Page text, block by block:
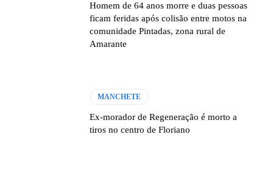
Homem de 64 anos morre e duas pessoas
ficam feridas após colisão entre motos na
comunidade Pintadas, zona rural de
Amarante
MANCHETE
Ex-morador de Regeneração é morto a
tiros no centro de Floriano